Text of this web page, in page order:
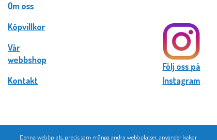
Om oss
Köpvillkor
Vår
webbshop
Kontakt
Följ oss på
Instagram
Denna webbplats, precis som många andra webbplatser, använder kakor